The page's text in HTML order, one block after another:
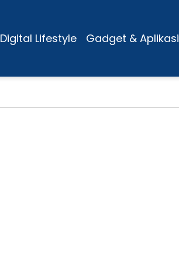
Digital Lifestyle Gadget & Aplikasi